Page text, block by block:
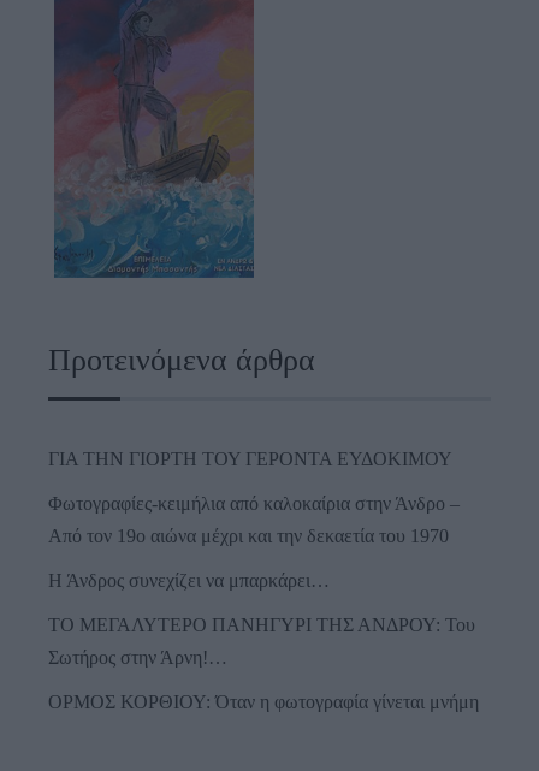
Προτεινόμενα άρθρα
ΓΙΑ ΤΗΝ ΓΙΟΡΤΗ ΤΟΥ ΓΕΡΟΝΤΑ ΕΥΔΟΚΙΜΟΥ
Φωτογραφίες-κειμήλια από καλοκαίρια στην Άνδρο –
Από τον 19ο αιώνα μέχρι και την δεκαετία του 1970
Η Άνδρος συνεχίζει να μπαρκάρει…
ΤΟ ΜΕΓΑΛΥΤΕΡΟ ΠΑΝΗΓΥΡΙ ΤΗΣ ΑΝΔΡΟΥ: Του
Σωτήρος στην Άρνη!…
ΟΡΜΟΣ ΚΟΡΘΙΟΥ: Όταν η φωτογραφία γίνεται μνήμη